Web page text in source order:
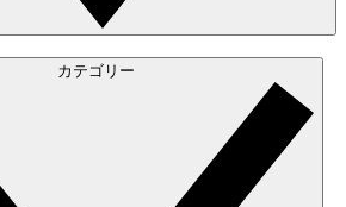
カテゴリー